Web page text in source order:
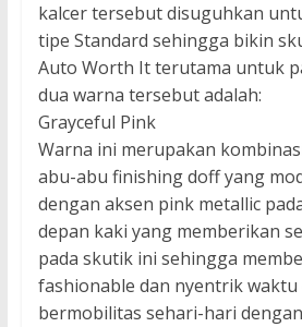
kalcer tersebut disuguhkan
tipe Standard sehingga bikin
Auto Worth It terutama untuk
dua warna tersebut adalah:
Grayceful Pink
Warna ini merupakan
abu-abu finishing doff yang
dengan aksen pink metallic
depan kaki yang memberikan
pada skutik ini sehingga
fashionable dan nyentrik waktu
bermobilitas sehari-hari